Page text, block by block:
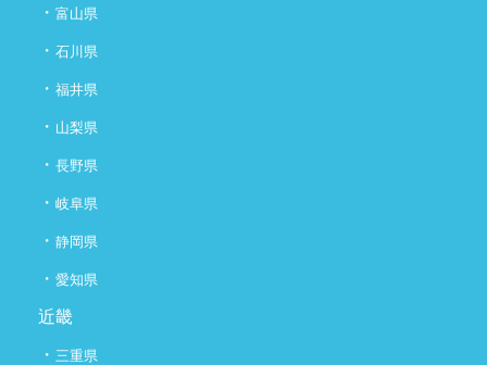
・ 富山県
・ 石川県
・ 福井県
・ 山梨県
・ 長野県
・ 岐阜県
・ 静岡県
・ 愛知県
近畿
・ 三重県